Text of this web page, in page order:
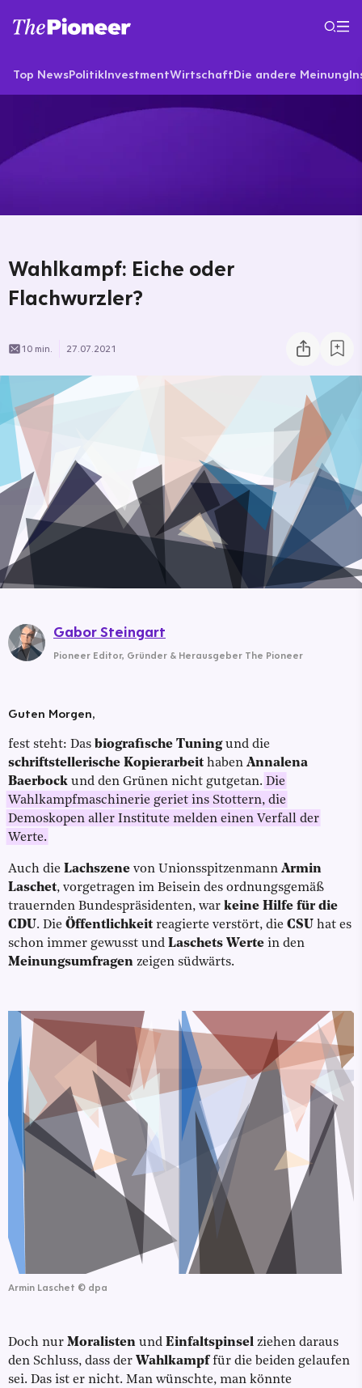
Top NewsPolitikInvestmentWirtschaftDie andere Meinung
Wahlkampf: Eiche oder
Flachwurzler?
10 min. 27.07.2021
Guten Morgen,
fest steht: Das biografische Tuningund die
schriftstellerische Kopierarbeit haben Annalena
Baerbock und den Grünen nicht gutgetan. Die
Wahlkampfmaschinerie geriet ins Stottern, die
Demoskopen aller Institute melden einen Verfall der
Werte.
Auch die Lachszene von Unionsspitzenmann Armin
Laschet, vorgetragen im Beisein des ordnungsgemäß
trauernden Bundespräsidenten, war keine Hilfe für die
CDU. Die Öffentlichkeit reagierte verstört, die CSU hat es
schon immer gewusst und Laschets Werte in den
Meinungsumfragen zeigen südwärts.
Armin Laschet © dpa
Doch nur Moralisten und Einfaltspinsel ziehen daraus
den Schluss, dass der Wahlkampffür die beiden gelaufen
sei. Das ist er nicht. Man wünschte, man könnte
Gabor Steingart
Pioneer Editor, Gründer & Herausgeber The Pioneer